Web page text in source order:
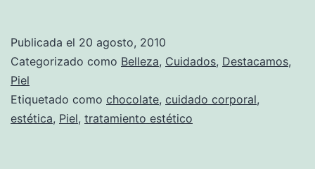
chocolate
la
Publicada el 20 agosto, 2010
Categorizado como Belleza, Cuidados, Destacamos,
Piel
Etiquetado como chocolate, cuidado corporal,
estética, Piel, tratamiento estético